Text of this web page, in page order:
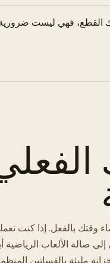
القطع، فهي ليست ضرورية.
بالفعل. إذا كنت
صالة الألعاب الرياضية